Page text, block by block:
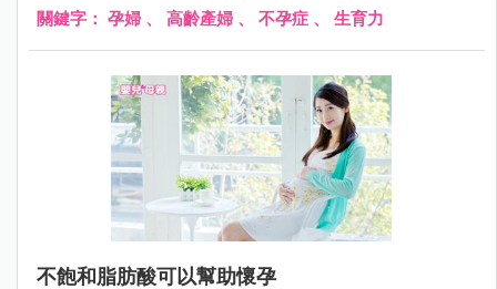
關鍵字： 孕婦 、 高齡產婦 、 不孕症 、 生育力
不飽和脂肪酸可以幫助懷孕